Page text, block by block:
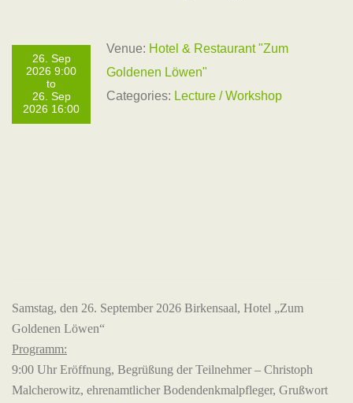
26. Sep
2026 9:00
to
26. Sep
2026 16:00
Venue: Hotel & Restaurant "Zum
Goldenen Löwen"
Categories: Lecture / Workshop
Samstag, den 26. September 2026 Birkensaal, Hotel „Zum
Goldenen Löwen“
Programm:
9:00 Uhr Eröffnung, Begrüßung der Teilnehmer – Christoph
Malcherowitz, ehrenamtlicher Bodendenkmalpfleger, Grußwort